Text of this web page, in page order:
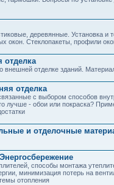
деревянные. Установка и
окон. Стеклопакеты, профили
отделка
внешней отделке зданий.
отделка
с выбором способов
лучше - обои или покраска?
и отделочные
способы монтажа
минимизация потерь на
отопления